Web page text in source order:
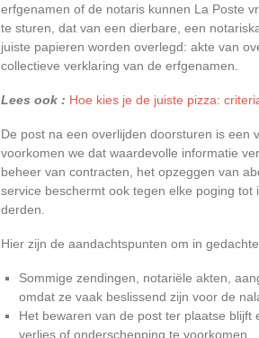
erfgenamen of de notaris kunnen La Poste
te sturen, dat van een dierbare, een
juiste papieren worden overlegd: akte van
collectieve verklaring van de erfgenamen.
Lees ook : Hoe kies je de juiste pizza:
De post na een overlijden doorsturen is een
voorkomen we dat waardevolle informatie
beheer van contracten, het opzeggen van
service beschermt ook tegen elke poging
derden.
Hier zijn de aandachtspunten om in
Sommige zendingen, notariële akten,
omdat ze vaak beslissend zijn voor de
Het bewaren van de post ter plaatse
verlies of onderschepping te voorkomen.